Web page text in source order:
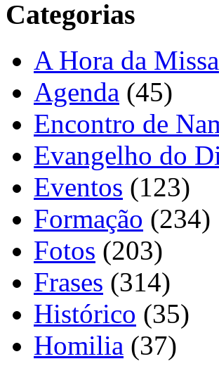
Categorias
A Hora da Missa
Agenda (45)
Encontro de
Evangelho do
Eventos (123)
Formação (234)
Fotos (203)
Frases (314)
Histórico (35)
Homilia (37)